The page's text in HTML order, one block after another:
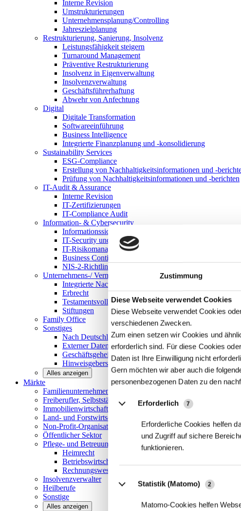
Zustimmung
Details
Diese Webseite verwendet Cookies
Diese Webseite verwendet Cookies
verschiedenen Zwecken.
Zum einen setzen wir Cookies und
erforderlich sind. Für diese Cookies
Daten ist Ihre Einwilligung nicht
Gern möchten wir aber auch die
personenbezogenen Daten zu den
Erforderlich 7
Erforderliche Cookies helfen
und Zugriff auf sichere
funktionieren.
Statistik (Matomo) 2
Matomo-Cookies helfen
Interne Revision
Umstrukturierungen
Unternehmensplanung/Controlling
Jahreszielplanung
Restrukturierung, Sanierung, Insolvenz
Leistungsfähigkeit steigern
Turnaround Management
Präventive Restrukturierung
Insolvenz in Eigenverwaltung
Insolvenzverwaltung
Geschäftsführerhaftung
Abwehr von Anfechtung
Digital
Digitale Transformation
Softwareeinführung
Business Intelligence
Integrierte Finanzplanung und -konsolidierung
Sustainability Services
ESG-Compliance
Erstellung von Nachhaltigkeitsinformationen und -
Prüfung von Nachhaltigkeitsinformationen und -berichten
IT-Audit & Assurance
Interne Revision
IT-Zertifizierungen
IT-Compliance Audit
Information- & Cybersecurity
Informationssicherheitsmanagementsystem
IT-Security und Cybersecurity
IT-Risikomanagement
Business Continuity Management
NIS-2-Richtlinie
Unternehmens-/Vermögensnachfolge
Integrierte Nachfolge- und Vermögensberatung
Erbrecht
Testamentsvollstreckung
Stiftungen
Family Office
Sonstiges
Nach Deutschland expandieren
Externer Datenschutzbeauftragter
Geschäftsgeheimnisgesetz
Hinweisgeberschutz in Unternehmen
Alles anzeigen
Märkte
Familienunternehmen und
Freiberufler, Selbstständige undPrivatpersonen
Immobilienwirtschaft
Land- und Forstwirtschaft
Non-Profit-Organisationen
Öffentlicher Sektor
Pflege- und Betreuungseinrichtungen
Heimrecht
Betriebswirtschaftliche Beratung
Rechnungswesen/Controlling
Insolvenzverwalter
Heilberufe
Sonstige
Alles anzeigen